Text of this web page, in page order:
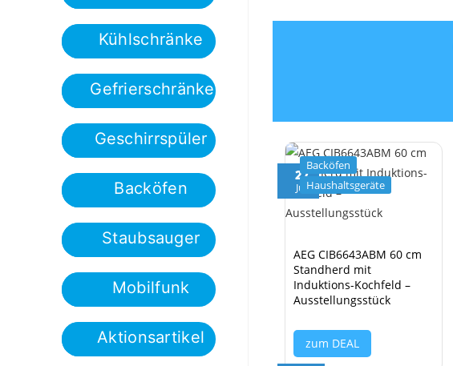
27
Juli
Backöfen
Haushaltsgeräte
AEG CIB6643ABM 60 cm
Standherd mit
Induktions-Kochfeld –
Ausstellungsstück
zum DEAL
Kühlschränke
Gefrierschränke
Geschirrspüler
Backöfen
Staubsauger
Mobilfunk
Aktionsartikel